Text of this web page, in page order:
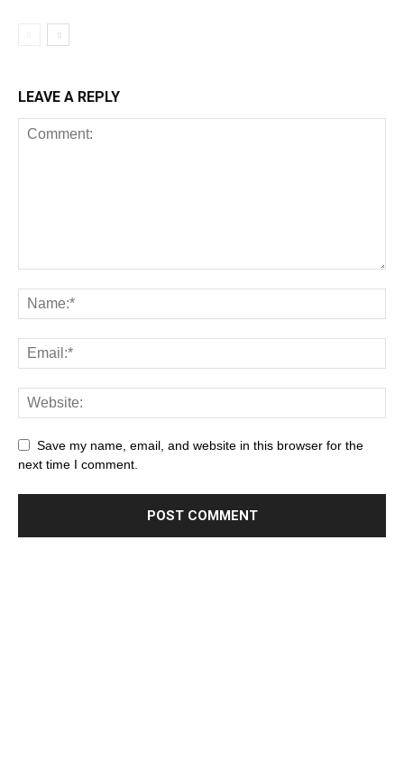
LEAVE A REPLY
Save my name, email, and website in this browser for the
next time I comment.